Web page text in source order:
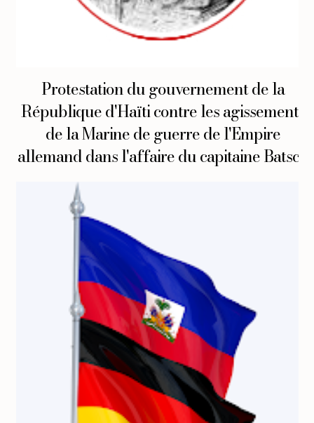
Protestation du gouvernement de la
République d'Haïti contre les agissements
de la Marine de guerre de l'Empire
allemand dans l'affaire du capitaine Batsch